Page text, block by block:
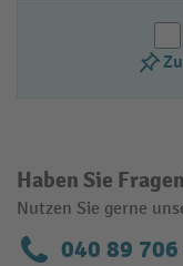
Haben Sie
Nutzen Sie gerne
040 89